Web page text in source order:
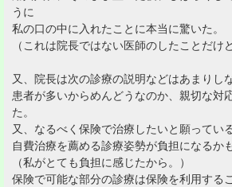
うに
私の口の中に入れたことに本当に驚いた。
（これは院長ではない医師のしたことだけ
又、院長は次の診療の説明などはあまりし
患者が多いからめんどうなのか、親切な対
た。
又、なるべく保険で治療したいと願ってい
自費治療を薦める診療姿勢が負担になるか
（私がとても負担に感じたから。）
保険で可能な部分の診療は保険を利用する